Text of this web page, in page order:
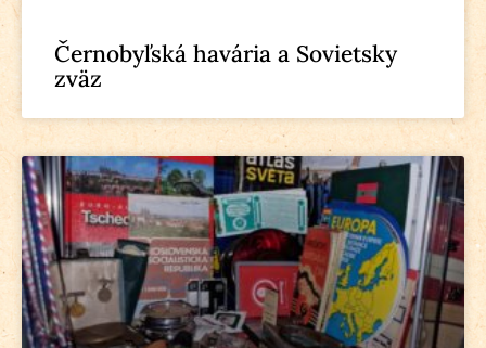
Černobyľská havária a Sovietsky
zväz